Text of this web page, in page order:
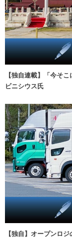
【独自連載】「今そ
ビニシウス氏
【独自】オープンロ